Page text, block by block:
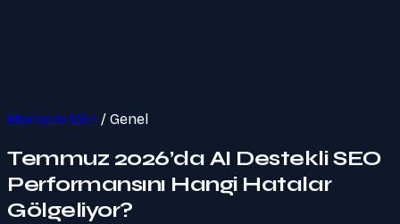
Merkeze Dön / Genel
Temmuz 2026’da AI Destekli SEO
Performansını Hangi Hatalar
Gölgeliyor?